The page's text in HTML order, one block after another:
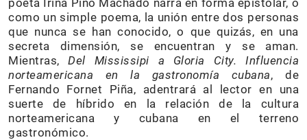
poeta Irina Pino Machado narra en forma epistolar, o
como un simple poema, la unión entre dos personas
que nunca se han conocido, o que quizás, en una
secreta dimensión, se encuentran y se aman.
Mientras,Del Mississipi a Gloria City. Influencia
norteamericana en la gastronomía cubana, de
Fernando Fornet Piña, adentrará al lector en una
suerte de híbrido en la relación de la cultura
norteamericana y cubana en el terreno
gastronómico.